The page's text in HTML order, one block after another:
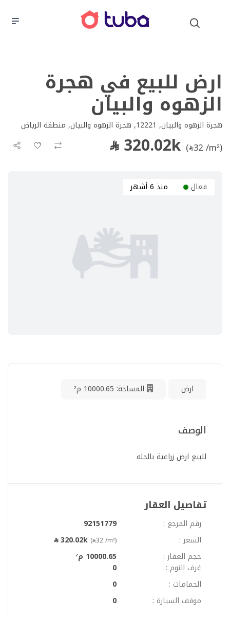
ارض للبيع في هجرة
الزهوه والبيان
هجرة الزهوه والبيان, 12221, هجرة الزهوه والبيان, منطقة الرياض
320.02k ( 32 /m²)
فعال منذ 6 أشهر
ارض المساحة: 10000.65 م²
الوصف
للبيع ارض زراعية بالجله
تفاصيل العقار
رقم المرجع :
92151779
السعر :
320.02k ( 32 /m²)
حجم العقار :
10000.65 م²
غرف النوم :
0
الحمامات :
0
موقف السيارة :
0